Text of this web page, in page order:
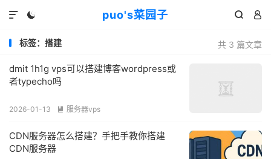
puo's菜园子
  

共 3 篇文章
标签：搭建
dmit 1h1g vps可以搭建博客wordpress或
者typecho吗
2026-01-13  服务器vps
CDN服务器怎么搭建？手把手教你搭建
CDN服务器